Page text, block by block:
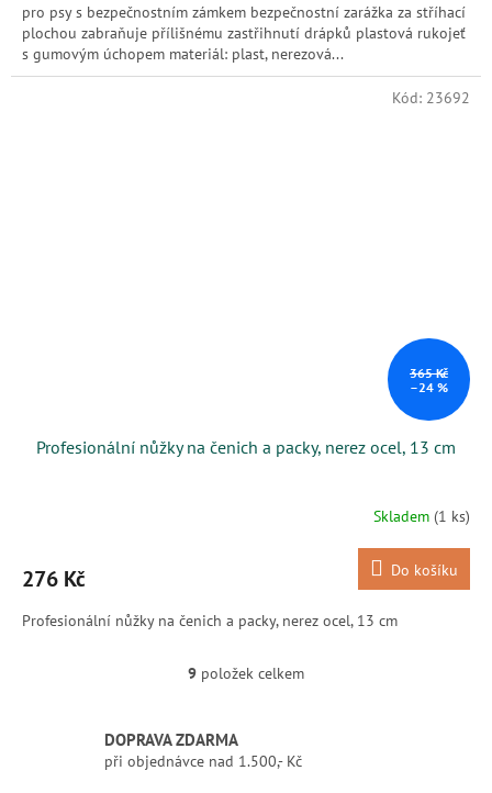
pro psy s bezpečnostním zámkem bezpečnostní zarážka za stříhací
plochou zabraňuje přílišnému zastřihnutí drápků plastová rukojeť
s gumovým úchopem materiál: plast, nerezová...
365 Kč
–24 %
Profesionální nůžky na čenich a packy, nerez ocel, 13 cm
Skladem (1 ks)
276 Kč Do košíku
Profesionální nůžky na čenich a packy, nerez ocel, 13 cm
Kód: 23692
O
d
9 položek celkem
DOPRAVA ZDARMA
při objednávce nad 1.500,- Kč